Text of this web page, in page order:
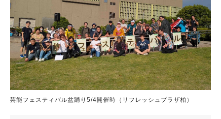
芸能フェスティバル盆踊り5/4開催時（リフレッシュプラザ柏）